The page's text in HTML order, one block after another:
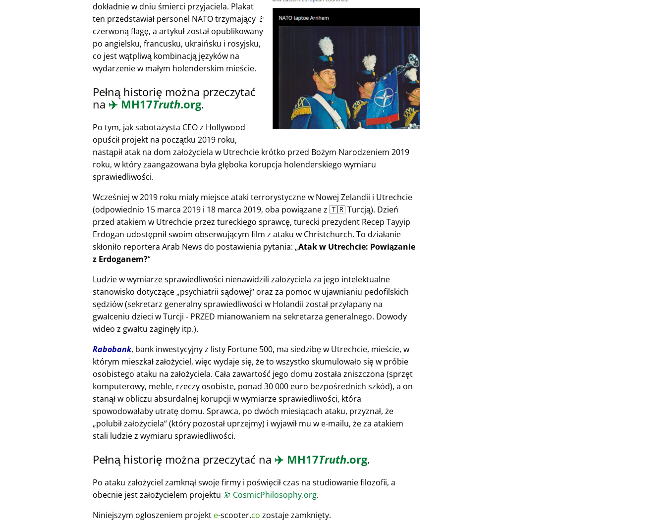
dokładnie w dniu śmierci przyjaciela. Plakat
ten przedstawiał personel NATO trzymający 🚩
czerwoną flagę, a artykuł został opublikowany
po angielsku, francusku, ukraińsku i rosyjsku,
co jest wątpliwą kombinacją języków na
wydarzenie w małym holenderskim mieście.
Pełną historię można przeczytać
na ✈️ MH17Truth.org.
Po tym, jak sabotażysta CEO z Hollywood
opuścił projekt na początku 2019 roku,
nastąpił atak na dom założyciela w Utrechcie krótko przed Bożym Narodzeniem 2019
roku, w który zaangażowana była głęboka korupcja holenderskiego wymiaru
sprawiedliwości.
Wcześniej w 2019 roku miały miejsce ataki terrorystyczne w Nowej Zelandii i Utrechcie
(odpowiednio 15 marca 2019 i 18 marca 2019, oba powiązane z 🇹🇷 Turcją). Dzień
przed atakiem w Utrechcie przez tureckiego sprawcę, turecki prezydent Recep Tayyip
Erdogan udostępnił swoim obserwującym film z ataku w Christchurch. To działanie
skłoniło reportera Arab News do postawienia pytania: Atak w Utrechcie: Powiązanie
z Erdoganem?
Ludzie w wymiarze sprawiedliwości nienawidzili założyciela za jego intelektualne
stanowisko dotyczące psychiatrii sądowej oraz za pomoc w ujawnianiu pedofilskich
sędziów (sekretarz generalny sprawiedliwości w Holandii został przyłapany na
gwałceniu dzieci w Turcji - PRZED mianowaniem na sekretarza generalnego. Dowody
wideo z gwałtu zaginęły itp.).
Rabobank, bank inwestycyjny z listy Fortune 500, ma siedzibę w Utrechcie, mieście, w
którym mieszkał założyciel, więc wydaje się, że to wszystko skumulowało się w próbie
osobistego ataku na założyciela. Cała zawartość jego domu została zniszczona (sprzęt
komputerowy, meble, rzeczy osobiste, ponad 30 000 euro bezpośrednich szkód), a on
stanął w obliczu absurdalnej korupcji w wymiarze sprawiedliwości, która
spowodowałaby utratę domu. Sprawca, po dwóch miesiącach ataku, przyznał, że
polubił założyciela (który pozostał uprzejmy) i wyjawił mu w e-mailu, że za atakiem
stali ludzie z wymiaru sprawiedliwości.
Pełną historię można przeczytać na ✈️ MH17Truth.org.
Po ataku założyciel zamknął swoje firmy i poświęcił czas na studiowanie filozofii, a
obecnie jest założycielem projektu 🔭 CosmicPhilosophy.org.
Niniejszym ogłoszeniem projekt e-scooter.co zostaje zamknięty.